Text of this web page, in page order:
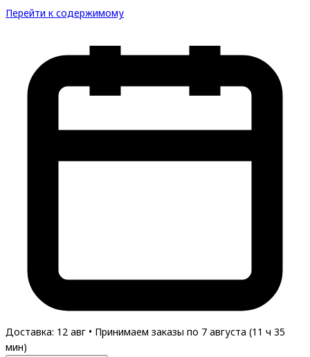
Перейти к содержимому
Доставка: 12 авг • Принимаем заказы по 7 августа (11 ч 34
мин)